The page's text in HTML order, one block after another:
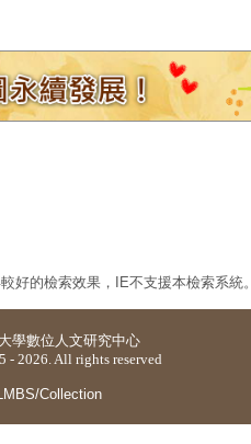
好的檢索效果，IE不支援本檢索系統。
學數位人文研究中心
2026. All rights reserved
Collection